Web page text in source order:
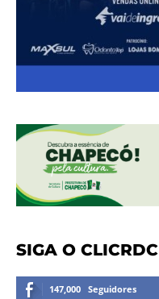
SIGA O CLICRDC
147,000 Seguidores